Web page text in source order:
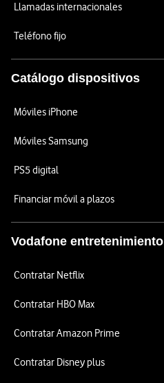
Llamadas internacionales
Teléfono fijo
Catálogo dispositivos
Móviles iPhone
Móviles Samsung
PS5 digital
Financiar móvil a plazos
Vodafone entretenimiento
Contratar Netflix
Contratar HBO Max
Contratar Amazon Prime
Contratar Disney plus